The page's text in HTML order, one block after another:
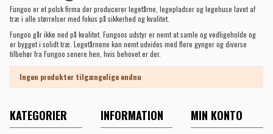
Fungoo er et polsk firma der producererlegetårne , legepladser oglegehuse lavet af
træ i alle størrelser med fokus på sikkerhed og kvalitet.
Fungoo går ikke ned på kvalitet. Fungoos udstyr er nemt at samle og vedligeholde og
er bygget i solidt træ. Legetårnene kan nemt udvides med flere gynger og diverse
tilbehør fra Fungoo senere hen, hvis behovet er der.
Ingen produkter tilgængelige endnu
KATEGORIER INFORMATION MIN KONTO